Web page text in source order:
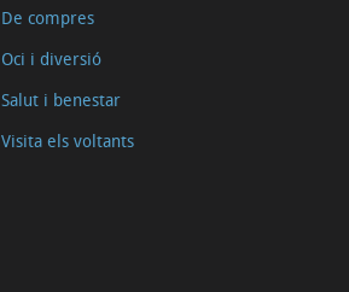
De compres
Oci i diversió
Salut i benestar
Visita els voltants